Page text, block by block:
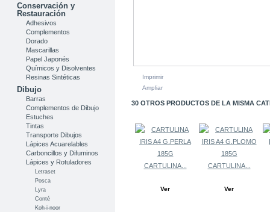
Conservación y
Restauración
Adhesivos
Complementos
Dorado
Mascarillas
Papel Japonés
Químicos y Disolventes
Resinas Sintéticas
Dibujo
Barras
Complementos de Dibujo
Estuches
Tintas
Transporte Dibujos
Lápices Acuarelables
Carboncillos y Difuminos
Lápices y Rotuladores
Letraset
Posca
Lyra
Conté
Koh-i-noor
Imprimir
Ampliar
30 OTROS PRODUCTOS DE LA MISMA
CARTULINA...
Ver
CARTULINA...
Ver